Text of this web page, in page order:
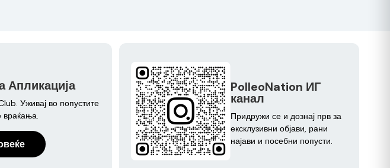
Апликација
Уживај во попустите
враќања.
PolleoNation ИГ
канал
Придружи се и дознај прв за
ексклузивни објави, рани
најави и посебни попусти.